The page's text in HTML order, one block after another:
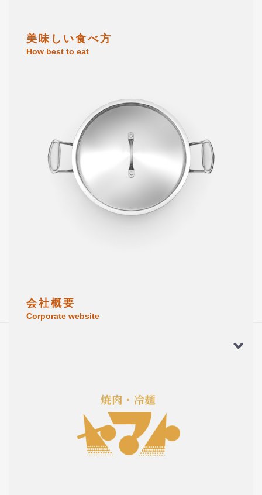
美 味 し い 食 べ 方
How best to eat
会 社 概 要
Corporate website
冷麺ファンでしたが、今はビビン麺も必ず一緒に買
っています。リピート確定です。
山田 さん
★★★☆☆
冷麺とセットで毎回買っています